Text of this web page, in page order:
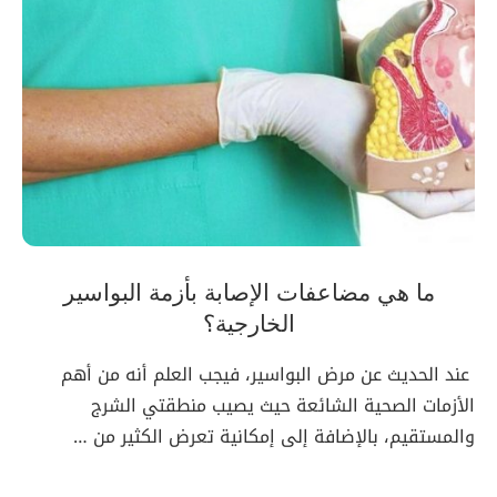
ما هي مضاعفات الإصابة بأزمة البواسير
الخارجية؟
عند الحديث عن مرض البواسير، فيجب العلم أنه من أهم
الأزمات الصحية الشائعة حيث يصيب منطقتي الشرج
والمستقيم، بالإضافة إلى إمكانية تعرض الكثير من …